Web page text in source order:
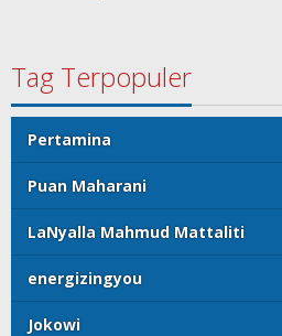
Tag Terpopuler
Pertamina
Puan Maharani
LaNyalla Mahmud Mattaliti
energizingyou
Jokowi